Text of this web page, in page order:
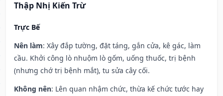
Thập Nhị Kiến Trừ
Trực Bế
Nên làm: Xây đắp tường, đặt táng, gắn cửa, kê gác, làm
cầu. Khởi công lò nhuộm lò gốm, uống thuốc, trị bệnh
(nhưng chớ trị bệnh mắt), tu sửa cây cối.
Không nên: Lên quan nhậm chức, thừa kế chức tước hay